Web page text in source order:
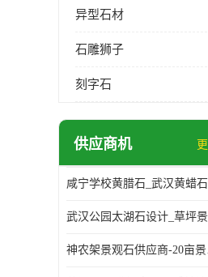
异型石材
石雕狮子
刻字石
供应商机
神